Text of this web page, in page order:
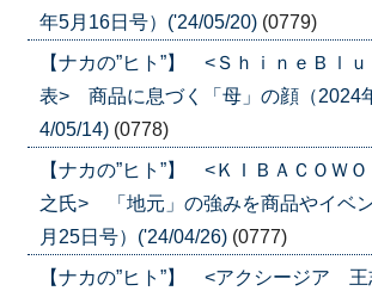
年5月16日号）('24/05/20) (0779)
【ナカの”ヒト”】 <ＳｈｉｎｅＢｌ
表> 商品に息づく「母」の顔（2024
4/05/14) (0778)
【ナカの”ヒト”】 <ＫＩＢＡＣＯＷ
之氏> 「地元」の強みを商品やイベ
月25日号）('24/04/26) (0777)
【ナカの”ヒト”】 <アクシージア 王